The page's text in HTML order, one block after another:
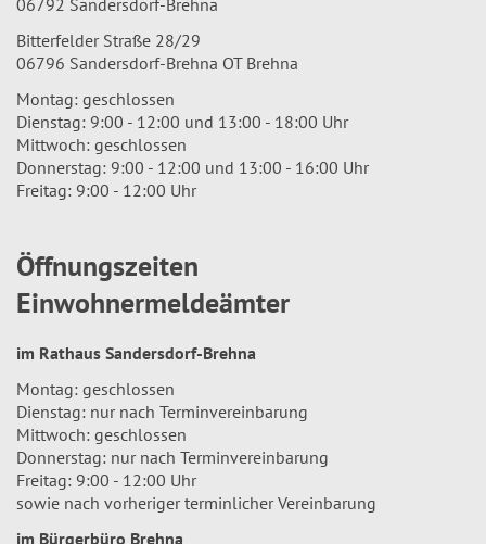
06792 Sandersdorf-Brehna
Bitterfelder Straße 28/29
06796 Sandersdorf-Brehna OT Brehna
Montag: geschlossen
Dienstag: 9:00 - 12:00 und 13:00 - 18:00 Uhr
Mittwoch: geschlossen
Donnerstag: 9:00 - 12:00 und 13:00 - 16:00 Uhr
Freitag: 9:00 - 12:00 Uhr
Öffnungszeiten
Einwohnermeldeämter
im Rathaus Sandersdorf-Brehna
Montag: geschlossen
Dienstag: nur nach Terminvereinbarung
Mittwoch: geschlossen
Donnerstag: nur nach Terminvereinbarung
Freitag: 9:00 - 12:00 Uhr
sowie nach vorheriger terminlicher Vereinbarung
im Bürgerbüro Brehna